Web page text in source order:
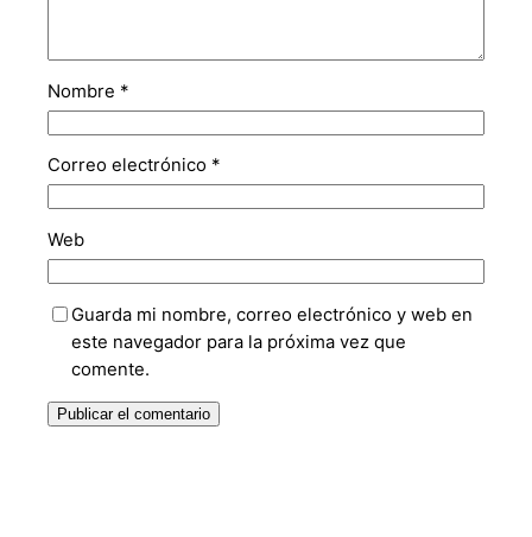
Nombre *
Correo electrónico *
Web
Guarda mi nombre, correo electrónico y web en
este navegador para la próxima vez que
comente.